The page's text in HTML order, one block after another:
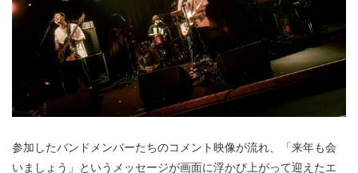
参加したバンドメンバーたちのコメント映像が流れ、「来年も会
いましょう」というメッセージが画面に浮かび上がって迎えたエ